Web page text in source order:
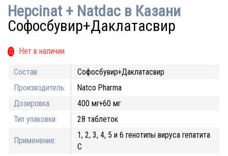
Рейтинг
5.00из 5 на
основе
опроса
8
пользователей
Hepcinat + Natdac в Казани
Софосбувир+Даклатасвир
Нет в наличии
Состав:
Софосбувир+Даклатасвир
Производитель:
Natco Pharma
Дозировка:
400 мг+60 мг
Тип упаковки:
28 таблеток
Применение:
1, 2, 3, 4, 5 и 6 генотипы вируса гепатита
С